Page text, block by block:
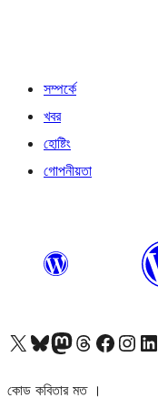
সম্পর্কে
খবর
হোষ্টিং
গোপনীয়তা
আমাদের X (আগের টুইটার) অ্যাকাউন্টে যানআমাদের Bluesky অ্যাকাউন্টটি দেখুনআমাদের মাস্টোডন অ্যাকাউন্টটি দেখুনআমাদের থ্রেডস অ্যাকাউন্টটি দেখুনআমাদের ফেসবুক পেজ দেখুনআমাদের ইন্সটাগ্রাম অ্যাকাউন্ট দেখুনআমাদের লিঙ্কডইন অ্যাকাউন্টে যান
কোড কবিতার মত ।